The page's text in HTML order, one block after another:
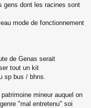
gens dont les racines sont
mode de fonctionnement
de Genas serait
tout un kit
sp bus / bhns.
mineur auquel on
"mal entretenu" soi